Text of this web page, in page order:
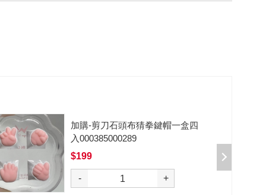
加購-黑武士軸V2/5腳/段落/62g/無
潤/10入 000377000012*10
$50